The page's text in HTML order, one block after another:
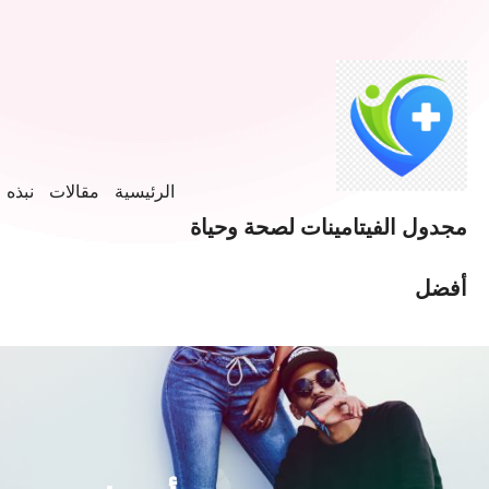
المحتوى
مجدول الفيتامينات لصحة وحياة
أفضل
الرئيسية مقالات نبذه